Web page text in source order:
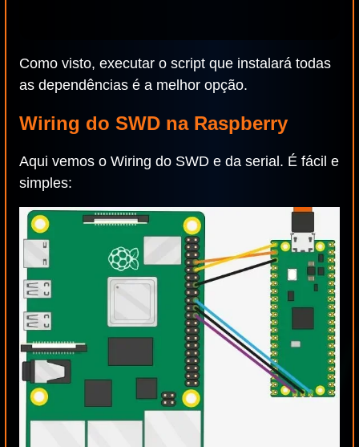
Como visto, executar o script que instalará todas
as dependências é a melhor opção.
Wiring do SWD na Raspberry
Aqui vemos o Wiring do SWD e da serial. É fácil e
simples: